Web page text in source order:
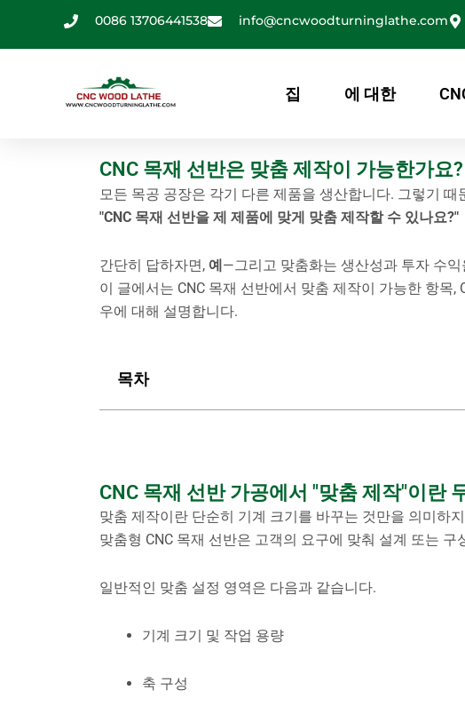
0086 13706441538 info@cncwoodturninglathe.com
집 에 대한
CNC 목재 선반은 맞춤 제작이 가능한가요?
모든 목공 공장은 각기 다른 제품을 생산합니다. 그렇기
"CNC 목재 선반을 제 제품에 맞게 맞춤 제작할 수 있나요?"
간단히 답하자면, 예—그리고 맞춤화는 생산성과 투자 수
이 글에서는 CNC 목재 선반에서 맞춤 제작이 가능한 항목
우에 대해 설명합니다.
목차
CNC 목재 선반 가공에서 "맞춤 제작"이란
맞춤 제작이란 단순히 기계 크기를 바꾸는 것만을 의미하
맞춤형 CNC 목재 선반은 고객의 요구에 맞춰 설계 또는 구
일반적인 맞춤 설정 영역은 다음과 같습니다.
기계 크기 및 작업 용량
축 구성